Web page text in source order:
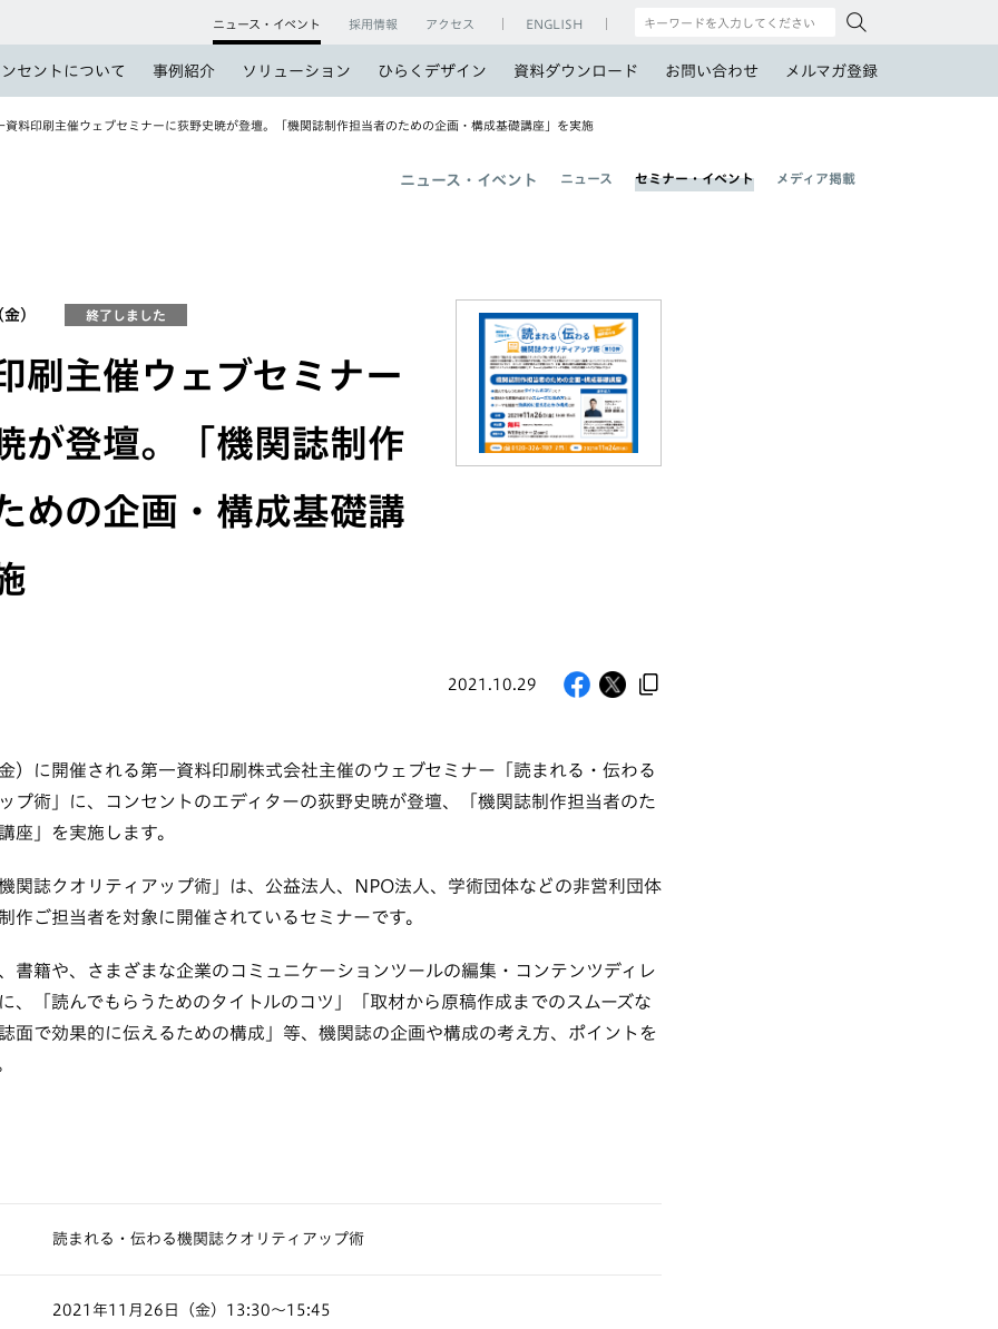
セントについて 事例紹介 ソリューション ひらくデザイン 資料ダウンロード お問い合わせ メルマガ登録
ニュース・イベント 採用情報 アクセス ENGLISH
資料印刷主催ウェブセミナーに荻野史暁が登壇。「機関誌制作担当者のための企画・構成基礎講座」を実施
ニュース・イベント ニュース セミナー・イベント メディア掲載
） 終了しました
刷主催ウェブセミナー
が登壇。「機関誌制作
めの企画・構成基礎講
2021.10.29
）に開催される第一資料印刷株式会社主催のウェブセミナー「読まれる・伝わる
プ術」に、コンセントのエディターの荻野史暁が登壇、「機関誌制作担当者のた
座」を実施します。
関誌クオリティアップ術」は、公益法人、NPO法人、学術団体などの非営利団体
作ご担当者を対象に開催されているセミナーです。
書籍や、さまざまな企業のコミュニケーションツールの編集・コンテンツディレ
、「読んでもらうためのタイトルのコツ」「取材から原稿作成までのスムーズな
面で効果的に伝えるための構成」等、機関誌の企画や構成の考え方、ポイントを
読まれる・伝わる機関誌クオリティアップ術
2021年11月26日（金）13:30〜15:45